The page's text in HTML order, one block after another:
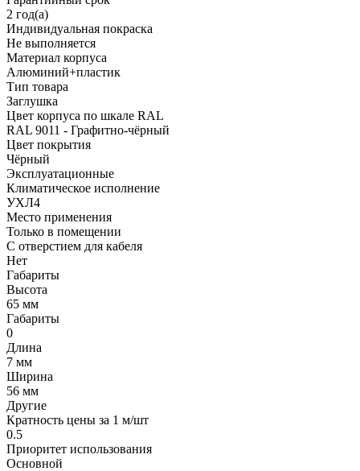
2 год(а)
Индивидуальная покраска
Не выполняется
Материал корпуса
Алюминий+пластик
Тип товара
Заглушка
Цвет корпуса по шкале RAL
RAL 9011 - Графитно-чёрный
Цвет покрытия
Чёрный
Эксплуатационные
Климатическое исполнение
УХЛ4
Место применения
Только в помещении
С отверстием для кабеля
Нет
Габариты
Высота
65 мм
Габариты
0
Длина
7 мм
Ширина
56 мм
Другие
Кратность цены за 1 м/шт
0.5
Приоритет использования
Основной